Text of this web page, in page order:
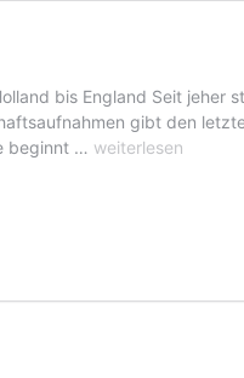
bis England Seit jeher
gibt den
beginnt … Reise
weiterlesen